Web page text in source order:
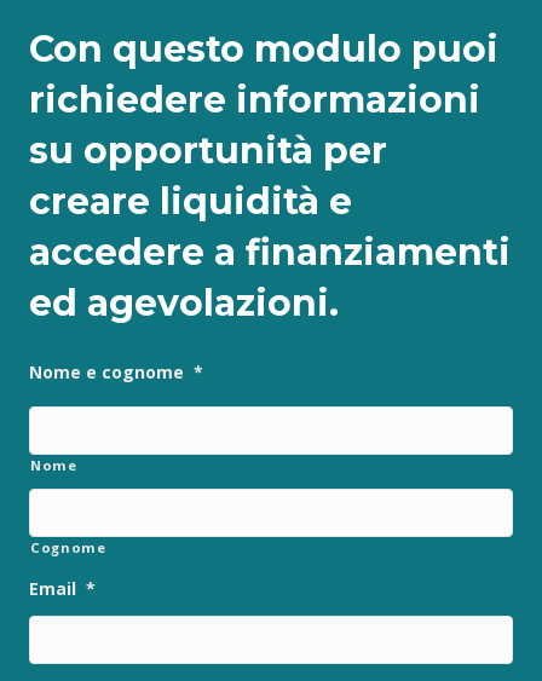
Con questo modulo puoi
richiedere informazioni
su opportunità per
creare liquidità e
accedere a finanziamenti
ed agevolazioni.
Nome e cognome *
Nome
Cognome
Email *